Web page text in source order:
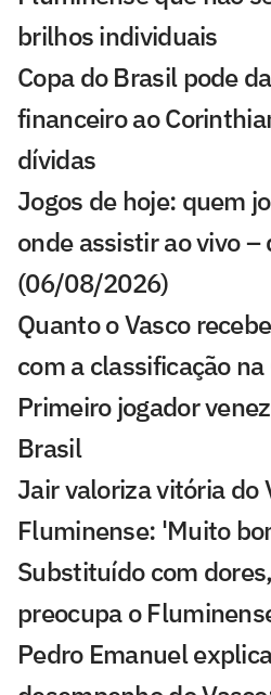
brilhos individuais
Copa do Brasil pode
financeiro ao
dívidas
Jogos de hoje: quem
onde assistir ao vivo
(06/08/2026)
Quanto o Vasco
com a classificação
Primeiro jogador
Brasil
Jair valoriza vitória do
Fluminense: 'Muito
Substituído com
preocupa o
Pedro Emanuel